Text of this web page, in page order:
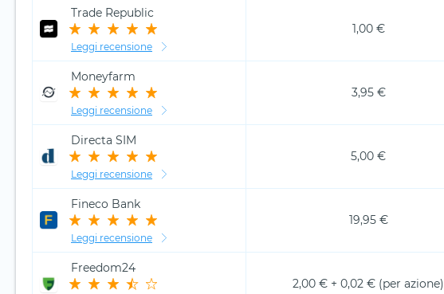
Trade Republic
Leggi recensione
1,00 €
Moneyfarm
Leggi recensione
3,95 €
Directa SIM
Leggi recensione
5,00 €
Fineco Bank
Leggi recensione
19,95 €
Freedom24
2,00 € + 0,02 € (per azione)